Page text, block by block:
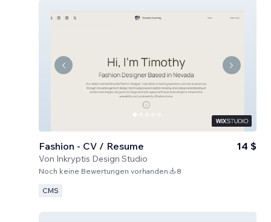
Fashion - CV / Resume
Von Inkryptis Design Studio
14 $
Noch keine Bewertungen vorhanden 8
CMS